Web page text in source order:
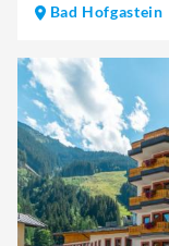
Bad Hofgastein